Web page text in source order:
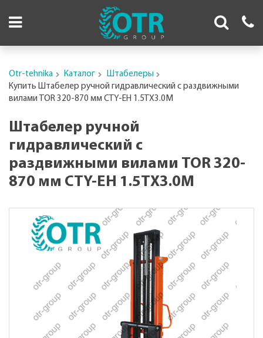
Otr-tehnika Каталог
Штабелеры
Купить Штабелер ручной гидравлический с раздвижными
вилами TOR 320-870 мм CTY-EH 1.5TX3.0M
Штабелер ручной
гидравлический с
раздвижными вилами TOR 320-
870 мм CTY-EH 1.5TX3.0M